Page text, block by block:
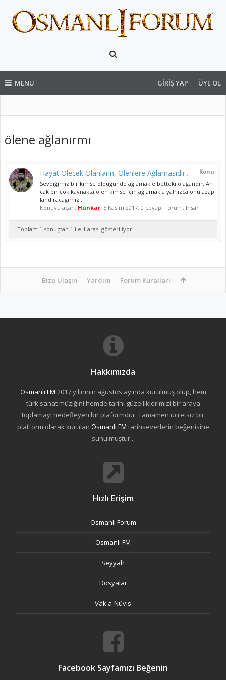
MENU GIRIŞ YAP ÜYE OL
ölene ağlanırmı
Konu
Hayat Ölecek Olanların, Ölenlere Ağlamasıdır...
Sevdiğimiz bir kimse öldüğünde ağlamak elbetteki olağandır. An
cak bir çok kaynakta ölen kimse için ağlamakla yalnızca onu azap
landıracağımız...
Konuyu açan: Hünkar, 5 Kasım 2017, 0 cevap, Forum: İnsan
Toplam 1 sonuçtan 1 ile 1 arası gösteriliyor
Bize Ulaşın Yardım Forum Kuralları
Hakkımızda
Osmanli FM 2017 yılınının ağustos ayında kurulmuş olup, hem
türk sanat müziğini hemde tarihi güzelliklerimizi bir araya
toplamayı hedefleyen bir plaformdur. Tamamen ücretsiz bir
platform olarak kurulan Osmanli FM tarihseverlerin beğenisine
sunulmuştur...
Hızlı Erişim
Osmanlı Forum
Osmanlı FM
Seyyah
Dosyalar
Vak'a-Nüvis
Facebook Sayfamızı Beğenin